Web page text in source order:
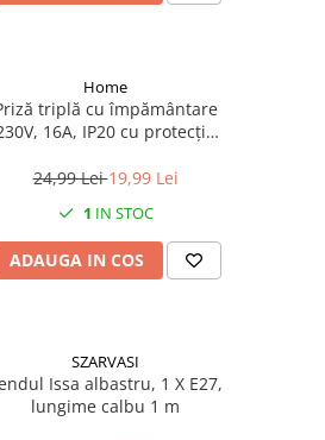
Home
triplă cu împământare
16A, IP20 cu protecție
24,99 Lei19,99 Lei
1 IN STOC
ADAUGA IN COS
SZARVASI
Issa albastru, 1 X E27,
lungime calbu 1 m